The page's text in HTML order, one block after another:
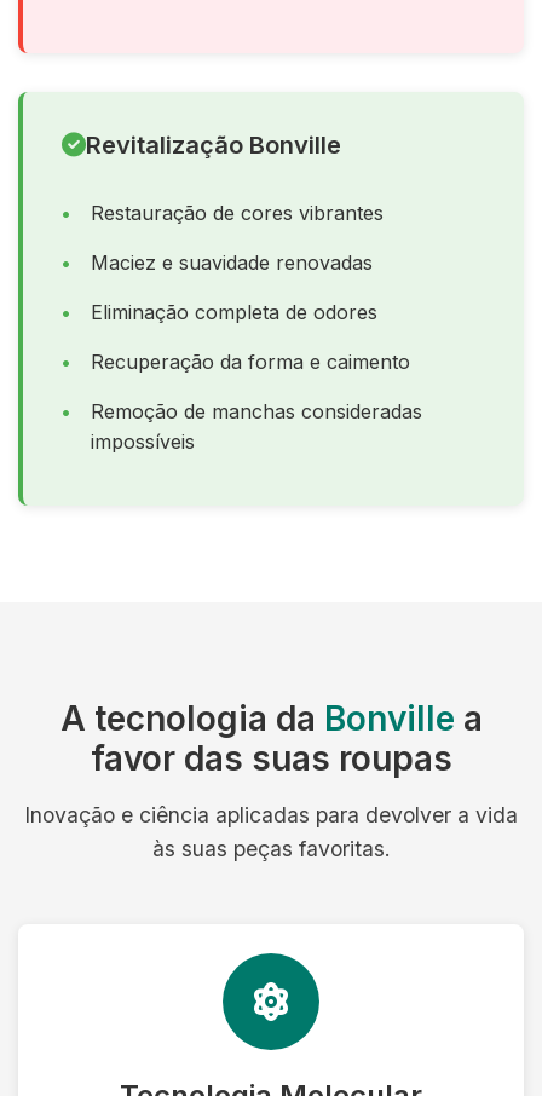
Revitalização Bonville
Restauração de cores vibrantes
Maciez e suavidade renovadas
Eliminação completa de odores
Recuperação da forma e caimento
Remoção de manchas consideradas
impossíveis
A tecnologia da Bonville a
favor das suas roupas
Inovação e ciência aplicadas para devolver a vida
às suas peças favoritas.